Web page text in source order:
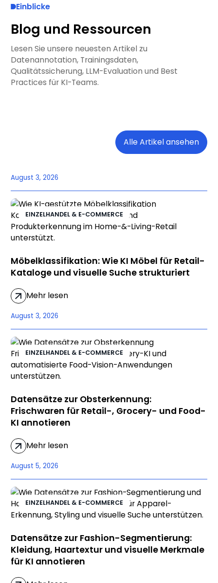
Einblicke
Blog und Ressourcen
Lesen Sie unsere neuesten Artikel zu
Datenannotation, Trainingsdaten,
Qualitätssicherung, LLM-Evaluation und Best
Practices für KI-Teams.
Alle Artikel ansehen
August 3, 2026
EINZELHANDEL & E-COMMERCE
Möbelklassifikation: Wie KI Möbel für Retail-
Kataloge und visuelle Suche strukturiert
Mehr lesen
August 3, 2026
EINZELHANDEL & E-COMMERCE
Datensätze zur Obsterkennung:
Frischwaren für Retail-, Grocery- und Food-
KI annotieren
Mehr lesen
August 5, 2026
EINZELHANDEL & E-COMMERCE
Datensätze zur Fashion-Segmentierung:
Kleidung, Haartextur und visuelle Merkmale
für KI annotieren